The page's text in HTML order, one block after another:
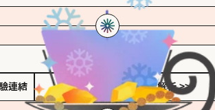
儲存我的結果圖
連結 查看香氛類型全解析 >>>